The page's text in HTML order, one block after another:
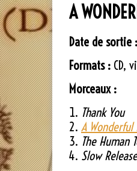
A
Date de sortie :
Formats : CD,
Morceaux :
Thank You
A Wonderful
The Human
Slow Release